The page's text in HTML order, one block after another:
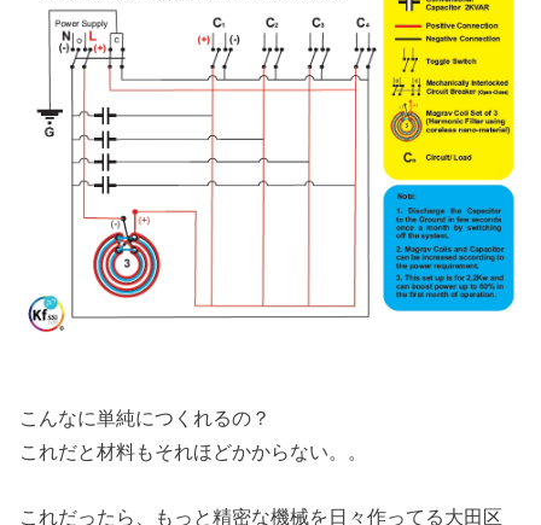
こんなに単純につくれるの？
これだと材料もそれほどかからない。。
これだったら、もっと精密な機械を日々作ってる大田区